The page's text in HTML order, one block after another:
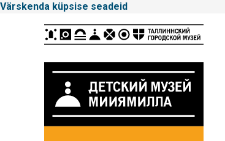
Värskenda küpsise seadeid
Peamenüü